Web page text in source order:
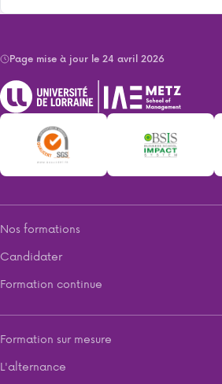
Page mise à jour le 24 avril 2026
Nos formations
Candidater
Formation continue
Formation sur mesure
L'alternance